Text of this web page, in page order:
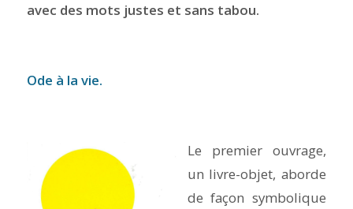
avec des mots justes et sans tabou.
Ode à la vie.
Le premier ouvrage,
un livre-objet, aborde
de façon symbolique